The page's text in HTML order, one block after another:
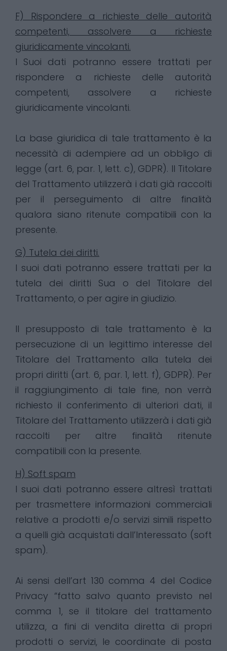
F) Rispondere a richieste delle autorità
competenti, assolvere a richieste
giuridicamente vincolanti.
I Suoi dati potranno essere trattati per
rispondere a richieste delle autorità
competenti, assolvere a richieste
giuridicamente vincolanti.
La base giuridica di tale trattamento è la
necessità di adempiere ad un obbligo di
legge (art. 6, par. 1, lett. c), GDPR). Il Titolare
del Trattamento utilizzerà i dati già raccolti
per il perseguimento di altre finalità
qualora siano ritenute compatibili con la
presente.
G) Tutela dei diritti.
I suoi dati potranno essere trattati per la
tutela dei diritti Sua o del Titolare del
Trattamento, o per agire in giudizio.
Il presupposto di tale trattamento è la
persecuzione di un legittimo interesse del
Titolare del Trattamento alla tutela dei
propri diritti (art. 6, par. 1, lett. f), GDPR). Per
il raggiungimento di tale fine, non verrà
richiesto il conferimento di ulteriori dati, il
Titolare del Trattamento utilizzerà i dati già
raccolti per altre finalità ritenute
compatibili con la presente.
H) Soft spam
I suoi dati potranno essere altresì trattati
per trasmettere informazioni commerciali
relative a prodotti e/o servizi simili rispetto
a quelli già acquistati dall’Interessato (soft
spam).
Ai sensi dell’art 130 comma 4 del Codice
Privacy “fatto salvo quanto previsto nel
comma 1, se il titolare del trattamento
utilizza, a fini di vendita diretta di propri
prodotti o servizi, le coordinate di posta